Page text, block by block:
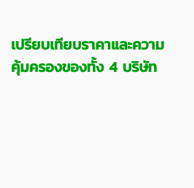
เปรียบเทียบราคาและความ
คุ้มครองของทั้ง 4 บริษัท